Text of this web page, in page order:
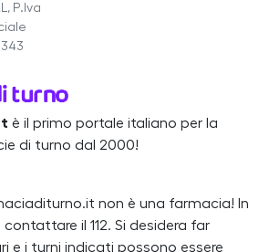
P.Iva
è il primo portale italiano per la
di turno dal 2000!
non è una farmacia! In
il 112. Si desidera far
e i turni indicati possono essere